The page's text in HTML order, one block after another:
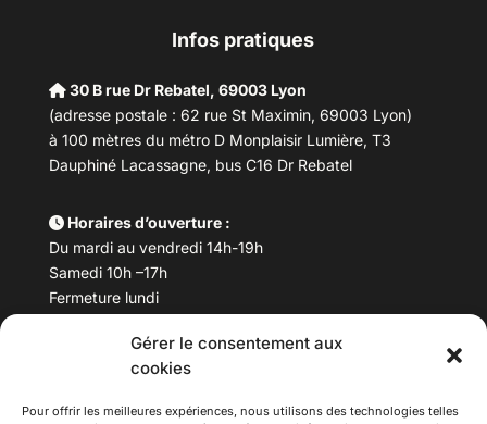
Gérer le consentement aux
cookies
Pour offrir les meilleures expériences, nous utilisons des technologies telles
Infos pratiques
30 B rue Dr Rebatel, 69003 Lyon
(adresse postale : 62 rue St Maximin, 69003 Lyon)
à 100 mètres du métro D Monplaisir Lumière, T3
Dauphiné Lacassagne, bus C16 Dr Rebatel
Horaires d’ouverture :
Du mardi au vendredi 14h-19h
Samedi 10h –17h
Fermeture lundi
Téléphone : 04 78 53 06 40
maisondesculturesasiatiques@asiexpo.com